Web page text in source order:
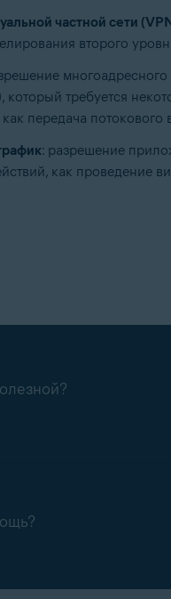
частной сети
второго
который требуется
передача
: разрешение
как проведение